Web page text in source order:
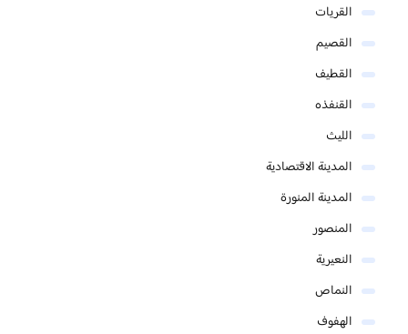
القريات
القصيم
القطيف
القنفذه
الليث
المدينة الاقتصادية
المدينة المنورة
المنصور
النعيرية
النماص
الهفوف